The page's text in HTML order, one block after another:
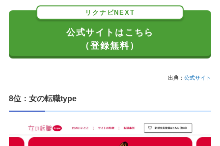
リクナビNEXT
公式サイトはこちら
（登録無料）
出典： 公式サイト
8位：女の転職type